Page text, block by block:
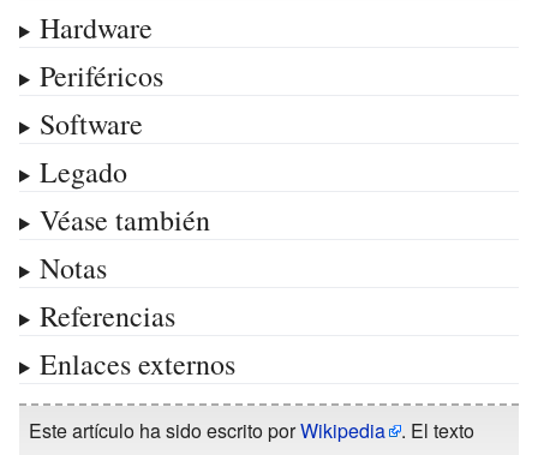
Hardware
Periféricos
Software
Legado
Véase también
Notas
Referencias
Enlaces externos
Este artículo ha sido escrito porWikipedia
. El texto